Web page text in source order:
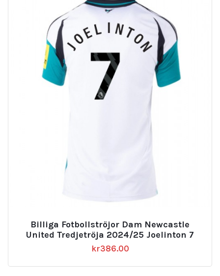
Billiga Fotbollströjor Dam Newcastle
United Tredjetröja 2024/25 Joelinton 7
kr386.00